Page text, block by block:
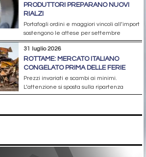
PRODUTTORI PREPARANO NUOVI
RIALZI
Portafogli ordini e maggiori vincoli all’import
sostengono le attese per settembre
31 luglio 2026
ROTTAME: MERCATO ITALIANO
CONGELATO PRIMA DELLE FERIE
Prezzi invariati e scambi ai minimi.
L’attenzione si sposta sulla ripartenza